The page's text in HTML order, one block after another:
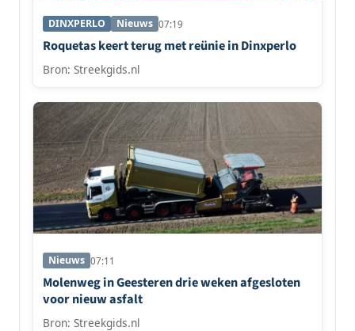
DINXPERLO Nieuws 07:19
Roquetas keert terug met reünie in Dinxperlo
Bron: Streekgids.nl
Nieuws 07:11
Molenweg in Geesteren drie weken afgesloten
voor nieuw asfalt
Bron: Streekgids.nl